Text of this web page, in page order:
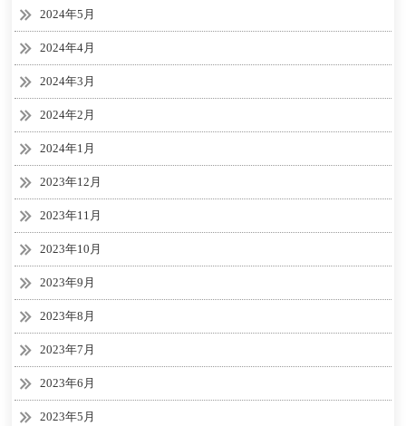
2024年5月
2024年4月
2024年3月
2024年2月
2024年1月
2023年12月
2023年11月
2023年10月
2023年9月
2023年8月
2023年7月
2023年6月
2023年5月